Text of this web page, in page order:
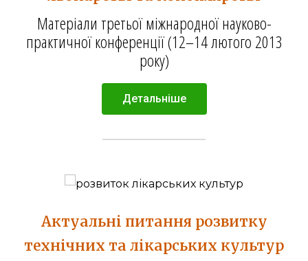
Матеріали третьої міжнародної науково-
практичної конференції (12–14 лютого 2013
року)
Детальніше
Актуальні питання розвитку
технічних та лікарських культур